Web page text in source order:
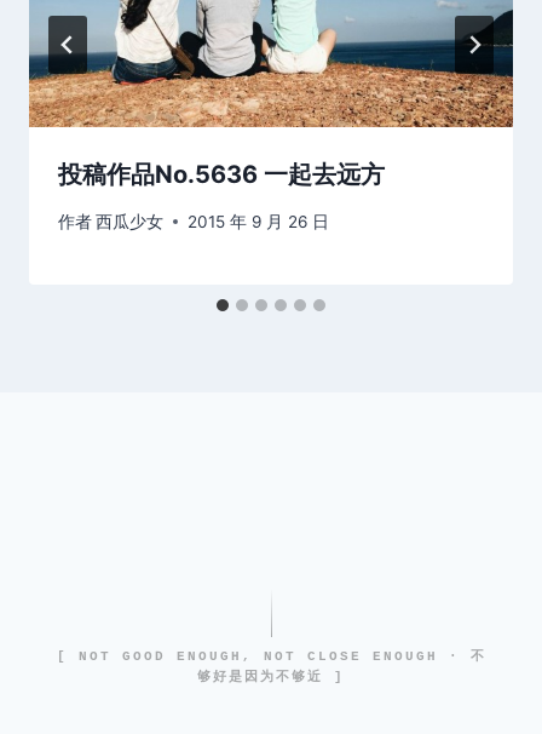
投稿作品No.5636 一起去远方
作者西瓜少女 2015 年 9 月 26 日
[ NOT GOOD ENOUGH, NOT CLOSE ENOUGH · 不
够好是因为不够近 ]